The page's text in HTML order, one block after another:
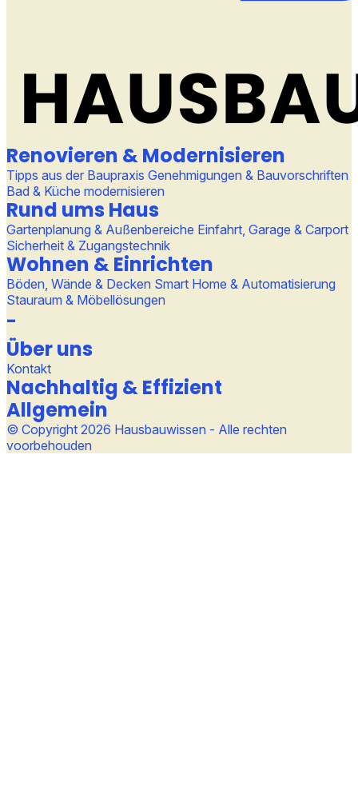
Renovieren & Modernisieren
Tipps aus der Baupraxis Genehmigungen & Bauvorschriften
Bad & Küche modernisieren
Rund ums Haus
Gartenplanung & Außenbereiche Einfahrt, Garage & Carport
Sicherheit & Zugangstechnik
Wohnen & Einrichten
Böden, Wände & Decken Smart Home & Automatisierung
Stauraum & Möbellösungen
-
Über uns
Kontakt
Nachhaltig & Effizient
Allgemein
© Copyright 2026 Hausbauwissen - Alle rechten
voorbehouden